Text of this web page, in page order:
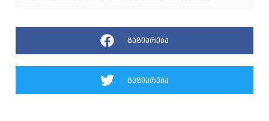
გაზიარება
გაზიარება